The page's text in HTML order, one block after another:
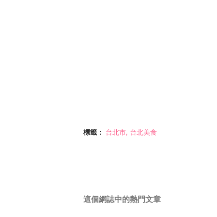
標籤： 台北市 台北美食
這個網誌中的熱門文章